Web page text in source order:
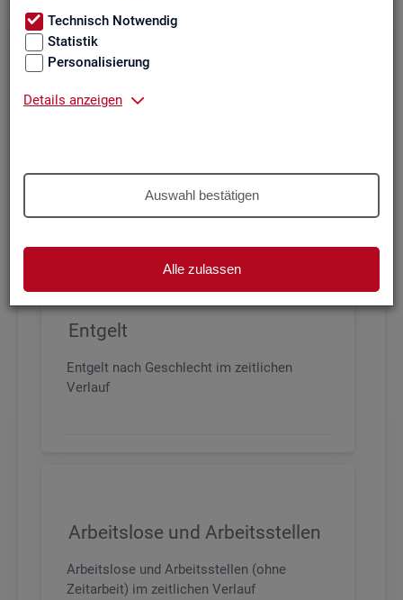
Technisch Notwendig
Statistik
Personalisierung
Details anzeigen
Auswahl bestätigen
Alle zulassen
Bitte wäh­len Sie ein Thema aus
Arbeitszeit und Anforderungsniveau, sowie
den wichtigsten Branchen
Entgelt
Entgelt nach Geschlecht im zeitlichen
Verlauf
Arbeitslose und Arbeitsstellen
Arbeitslose und Arbeitsstellen (ohne
Zeitarbeit) im zeitlichen Verlauf